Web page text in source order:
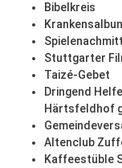
Bibelkreis
Stuttgarter
Taizé-Gebet
Dringend
Härtsfeldhof
Altenclub
Kaffeestüble